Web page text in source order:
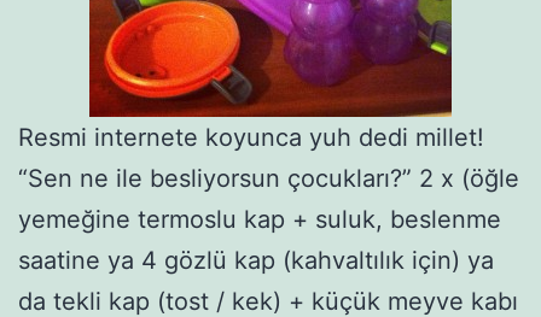
Resmi internete koyunca yuh dedi millet!
“Sen ne ile besliyorsun çocukları?” 2 x (öğle
yemeğine termoslu kap + suluk, beslenme
saatine ya 4 gözlü kap (kahvaltılık için) ya
da tekli kap (tost / kek) + küçük meyve kabı